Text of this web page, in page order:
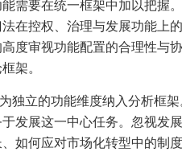
需要在统一框架中加以把握
在控权、治理与发展功能
度审视功能配置的合理性与
架。
独立的功能维度纳入分析框
发展这一中心任务。忽视发
如何应对市场化转型中的制